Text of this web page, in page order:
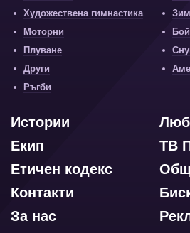
Художествена гимнастика
Моторни
Плуване
Други
Ръгби
Истории
ТВ
Екип
Етичен кодекс
Контакти
За нас